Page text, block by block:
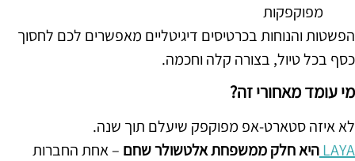
מפוקפקות
הפשטות והנוחות בכרטיסים דיגיטליים מאפשרים לכם לחסוך
כסף בכל טיול, בצורה קלה וחכמה.
מי עומד מאחורי זה?
לא איזה סטארט-אפ מפוקפק שיעלם תוך שנה.
LAYAהיא חלק ממשפחת אלטשולר שחם – אחת החברות